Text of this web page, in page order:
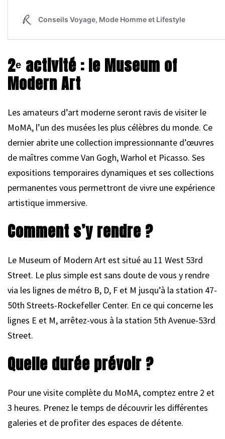
2ᵉ activité : le Museum of
Modern Art
Les amateurs d’art moderne seront ravis de visiter le
MoMA, l’un des musées les plus célèbres du monde. Ce
dernier abrite une collection impressionnante d’œuvres
de maîtres comme Van Gogh, Warhol et Picasso. Ses
expositions temporaires dynamiques et ses collections
permanentes vous permettront de vivre une expérience
artistique immersive.
Comment s’y rendre ?
Le Museum of Modern Art est situé au 11 West 53rd
Street. Le plus simple est sans doute de vous y rendre
via les lignes de métro B, D, F et M jusqu’à la station 47-
50th Streets-Rockefeller Center. En ce qui concerne les
lignes E et M, arrêtez-vous à la station 5th Avenue-53rd
Street.
Quelle durée prévoir ?
Pour une visite complète du MoMA, comptez entre 2 et
3 heures. Prenez le temps de découvrir les différentes
galeries et de profiter des espaces de détente.